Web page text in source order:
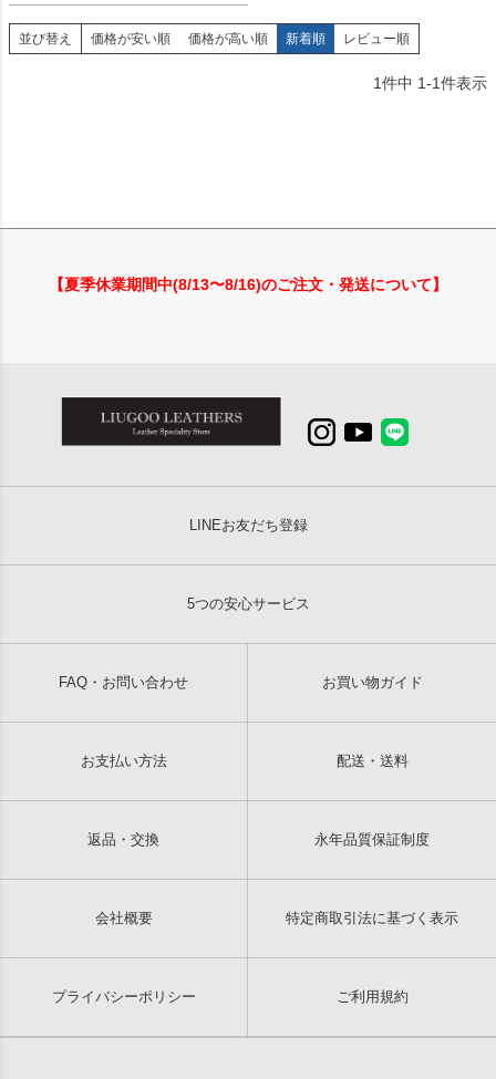
並び替え 価格が安い順 価格が高い順 新着順 レビュー順
1件中 1-1件表示
【夏季休業期間中(8/13〜8/16)のご注文・発送について】
LINEお友だち登録
5つの安心サービス
FAQ・お問い合わせ お買い物ガイド
お支払い方法 配送・送料
返品・交換 永年品質保証制度
会社概要 特定商取引法に基づく表示
プライバシーポリシー ご利用規約